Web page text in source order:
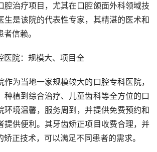
腔治疗项目，尤其在口腔颌面外科领域技
生是该院的代表性专家，其精湛的医术和
信赖。
医院：规模大、项目全
为当地一家规模较大的口腔专科医院，
种植到综合治疗、儿童齿科等全方位的口
环境温馨，服务周到，并提供免费预约和
提供便利。其牙齿矫正项目收费合理，并
正技术，可以满足不同患者的需求。